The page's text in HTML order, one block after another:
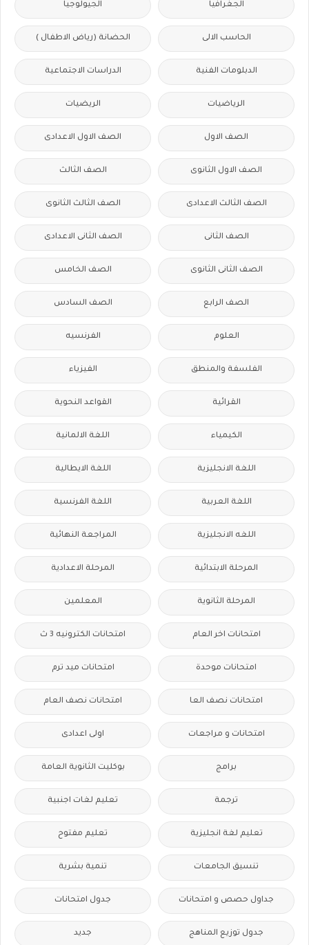
الجغرافيا الجيولوجيا
الحاسب الالى الحضانة (رياض الاطفال )
الدبلومات الفنية الدراسات الاجتماعية
الرياضيات الريضيات
الصف الاول الصف الاول الاعدادى
الصف الاول الثانوى الصف الثالث
الصف الثالث الاعدادى الصف الثالث الثانوى
الصف الثانى الصف الثانى الاعدادى
الصف الثانى الثانوى الصف الخامس
الصف الرابع الصف السادس
العلوم الفرنسيه
الفلسفة والمنطق الفيزياء
القرائية القواعد النحوية
الكيمياء اللغة الالمانية
اللغة الانجليزية اللغة الايطالية
اللغة العربية اللغة الفرنسية
اللغه الانجليزية المراجعة النهائية
المرحلة الابتدائية المرحلة الاعدادية
المرحلة الثانوية المعلمين
امتحانات اخر العام امتحانات الكترونيه 3 ث
امتحانات موحدة امتحانات ميد ترم
امتحانات نصف العا امتحانات نصف العام
امتحانات و مراجعات اولى اعدادى
برامج بوكليت الثانوية العامة
ترجمة تعليم لغات اجنبية
تعليم لغة انجليزية تعليم مفتوح
تنسيق الجامعات تنمية بشرية
جداول حصص و امتحانات جدول امتحانات
جدول توزيع المناهج جديد